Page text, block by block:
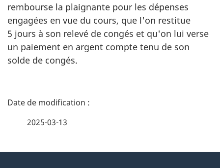
rembourse la plaignante pour les dépenses
engagées en vue du cours, que l'on restitue
5 jours à son relevé de congés et qu'on lui verse
un paiement en argent compte tenu de son
solde de congés.
D
2025-03-13